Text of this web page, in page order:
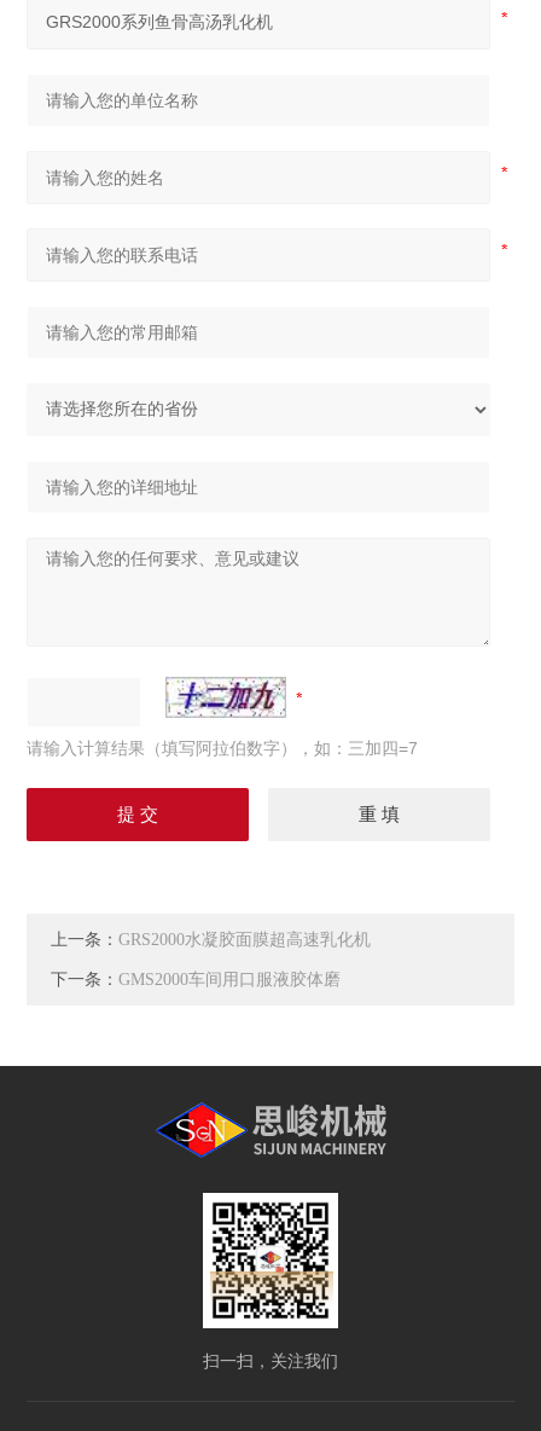
请输入计算结果（填写阿拉伯数字），如：三加四=7
上一条：GRS2000水凝胶面膜超高速乳化机
下一条：GMS2000车间用口服液胶体磨
扫一扫，关注我们